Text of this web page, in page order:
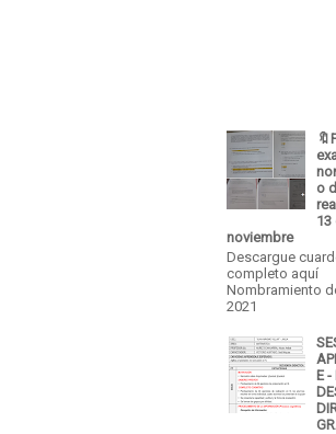
o
13
noviembre
Descargue
completo aquí
Nombramiento
2021
E -